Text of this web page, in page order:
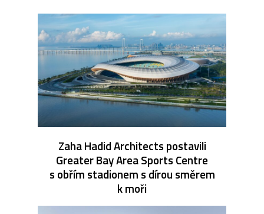
Zaha Hadid Architects postavili
Greater Bay Area Sports Centre
s obřím stadionem s dírou směrem
k moři